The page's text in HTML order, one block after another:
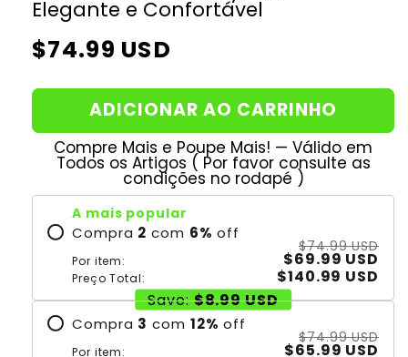
Elegante e Confortável
Preço
$74.99 USD
ADICIONAR AO CARRINHO
Compre Mais e Poupe Mais! — Válido em
Todos os Artigos ( Por favor consulte as
condições no rodapé )
A mais popular
Compra 2 com 6% off
Por item:
$74.99 USD
$69.99 USD
Preço Total:
$140.99 USD
Save: $8.99 USD
Compra 3 com 12% off
Por item:
$74.99 USD
$65.99 USD